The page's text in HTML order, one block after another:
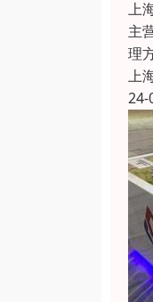
上
主
理
上
24-